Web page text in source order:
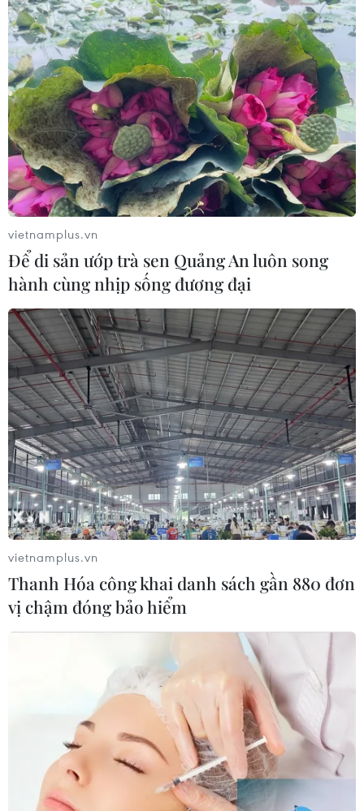
TIN CÙNG CHUYÊN MỤC
"Địa chấn' ở Roland Garros 2026: Tay
vợt số 1 thế giới bị loại từ vòng 2
29/05/2026 03:26
vietnamplus.vn
Để di sản ướp trà sen Quảng An luôn song
hành cùng nhịp sống đương đại
vietnamplus.vn
Thanh Hóa công khai danh sách gần 880 đơn
vị chậm đóng bảo hiểm